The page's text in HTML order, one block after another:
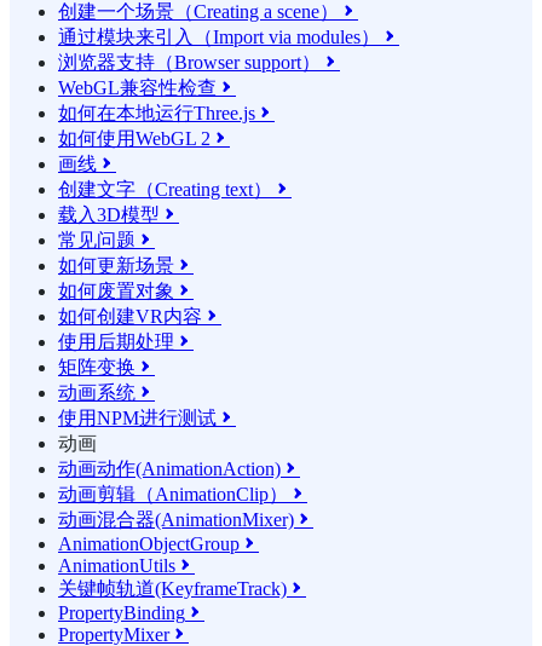
创建一个场景（Creating a scene）

通过模块来引入（Import via modules） 
浏览器支持（Browser support） 
WebGL兼容性检查 
如何在本地运行Three.js 
如何使用WebGL 2 
画线 
创建文字（Creating text） 
载入3D模型 
常见问题 
如何更新场景 
如何废置对象 
如何创建VR内容 
使用后期处理 
矩阵变换 
动画系统 
使用NPM进行测试 
动画
动画动作(AnimationAction) 
动画剪辑（AnimationClip） 
动画混合器(AnimationMixer) 
AnimationObjectGroup 
AnimationUtils 
关键帧轨道(KeyframeTrack) 
PropertyBinding 
PropertyMixer